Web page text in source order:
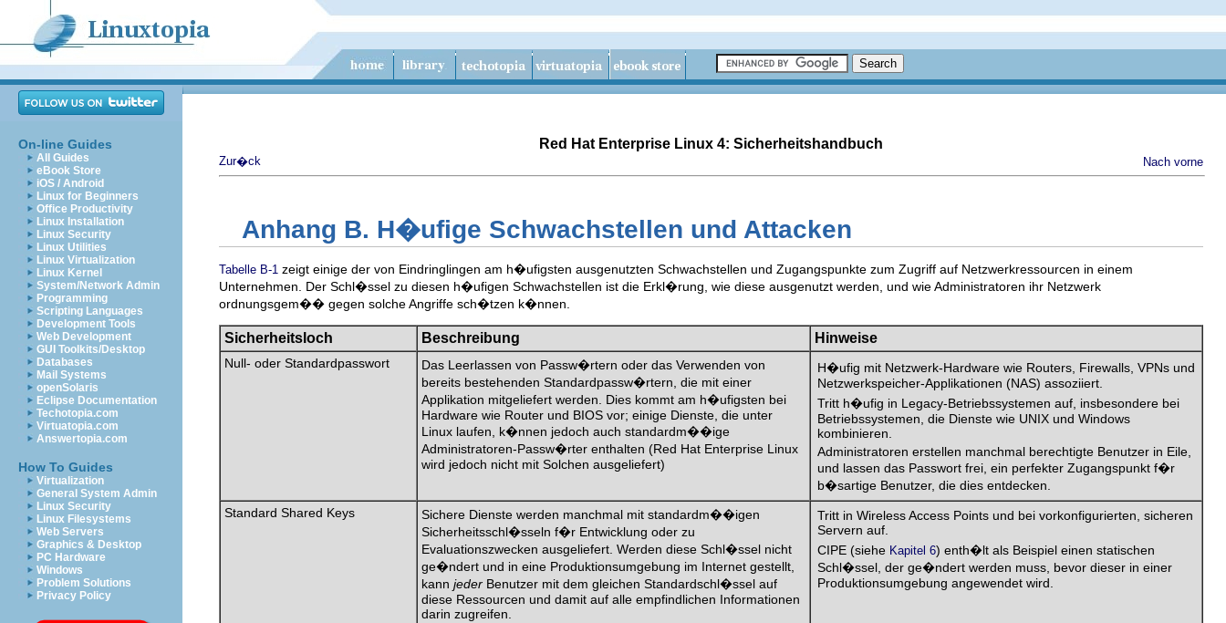
On-line Guides
All Guides
eBook Store
iOS / Android
Linux for Beginners
Office Productivity
Linux Installation
Linux Security
Linux Utilities
Linux Virtualization
Linux Kernel
System/Network Admin
Programming
Scripting Languages
Development Tools
Web Development
GUI Toolkits/Desktop
Databases
Mail Systems
openSolaris
Eclipse Documentation
Techotopia.com
Virtuatopia.com
Answertopia.com
How To Guides
Virtualization
General System Admin
Linux Security
Linux Filesystems
Web Servers
Graphics & Desktop
PC Hardware
Windows
Problem Solutions
Privacy Policy
Red Hat Enterprise Linux 4: Sicherheitshandbuch
Zur�ck Nach vorne
Anhang B. H�ufige Schwachstellen und Attacken
Tabelle B-1 zeigt einige der von Eindringlingen am h�ufigsten ausgenutzten Schwachstellen und Zugangspunkte zum Zugriff auf Netzwerkressourcen in einem
Unternehmen. Der Schl�ssel zu diesen h�ufigen Schwachstellen ist die Erkl�rung, wie diese ausgenutzt werden, und wie Administratoren ihr Netzwerk
ordnungsgem�� gegen solche Angriffe sch�tzen k�nnen.
Sicherheitsloch Beschreibung Hinweise
Null- oder Standardpasswort
Das Leerlassen von Passw�rtern oder das Verwenden von
bereits bestehenden Standardpassw�rtern, die mit einer
Applikation mitgeliefert werden. Dies kommt am h�ufigsten bei
Hardware wie Router und BIOS vor; einige Dienste, die unter
Linux laufen, k�nnen jedoch auch standardm��ige
Administratoren-Passw�rter enthalten (Red Hat Enterprise Linux
wird jedoch nicht mit Solchen ausgeliefert)
H�ufig mit Netzwerk-Hardware wie Routers, Firewalls, VPNs und
Netzwerkspeicher-Applikationen (NAS) assoziiert.
Tritt h�ufig in Legacy-Betriebssystemen auf, insbesondere bei
Betriebssystemen, die Dienste wie UNIX und Windows
kombinieren.
Administratoren erstellen manchmal berechtigte Benutzer in Eile,
und lassen das Passwort frei, ein perfekter Zugangspunkt f�r
b�sartige Benutzer, die dies entdecken.
Standard Shared Keys
Sichere Dienste werden manchmal mit standardm��igen
Sicherheitsschl�sseln f�r Entwicklung oder zu
Evaluationszwecken ausgeliefert. Werden diese Schl�ssel nicht
ge�ndert und in eine Produktionsumgebung im Internet gestellt,
kann jeder Benutzer mit dem gleichen Standardschl�ssel auf
diese Ressourcen und damit auf alle empfindlichen Informationen
darin zugreifen.
Tritt in Wireless Access Points und bei vorkonfigurierten, sicheren
Servern auf.
CIPE (siehe Kapitel 6) enth�lt als Beispiel einen statischen
Schl�ssel, der ge�ndert werden muss, bevor dieser in einer
Produktionsumgebung angewendet wird.